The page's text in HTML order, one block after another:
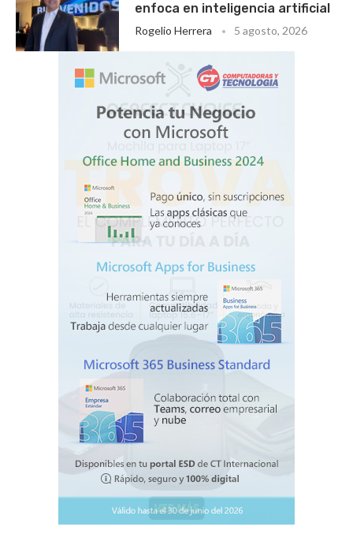
enfoca en inteligencia artificial
Rogelio Herrera 5 agosto, 2026